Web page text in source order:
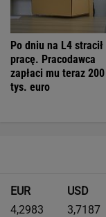
Po dniu na L4 stracił
pracę. Pracodawca
zapłaci mu teraz 200
tys. euro
EUR
4,2983
USD
3,7187